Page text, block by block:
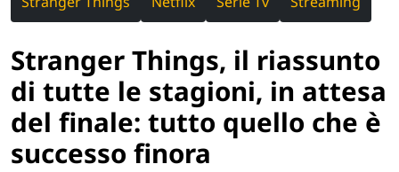
Stranger Things, il riassunto
di tutte le stagioni, in attesa
del finale: tutto quello che è
successo finora